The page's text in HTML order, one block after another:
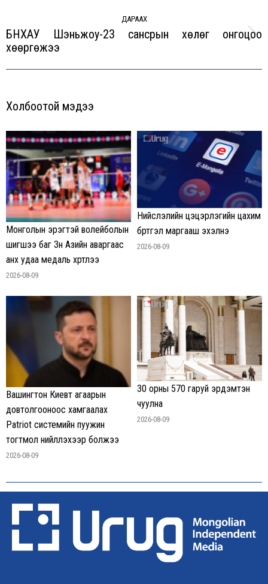
ДАРААХ
Next
БНХАУ Шэньжоу-23 сансрын хөлөг онгоцоо
хөөргөжээ
Холбоотой мэдээ
Монголын эрэгтэй волейболын
шигшээ баг Зүүн Азийн аваргаас
анх удаа медаль хүртлээ
2026-08-09
Нийслэлийн цэцэрлэгийн цахим
бүртгэл маргааш эхэлнэ
2026-08-09
Вашингтон Киевт агаарын
довтолгооноос хамгаалах
Patriot системийн пуужин
тогтмол нийлүүлэхээр болжээ
2026-08-09
30 орны 570 гаруй эрдэмтэн
чуулна
2026-08-09